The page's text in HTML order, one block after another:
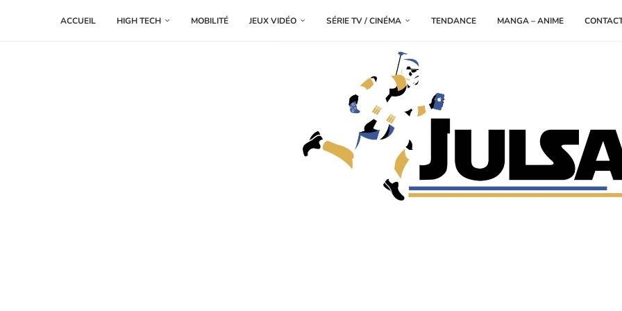
ACCUEIL HIGH TECH MOBILITÉ JEUX VIDÉO SÉRIE TV / CINÉMA TENDANCE MANGA – ANIME